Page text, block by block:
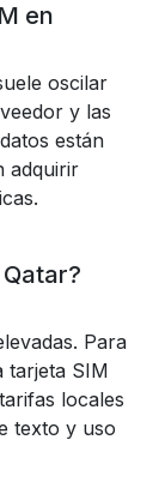
en
oscilar
y las
están
adquirir
Para
tarjeta SIM
locales
texto y uso